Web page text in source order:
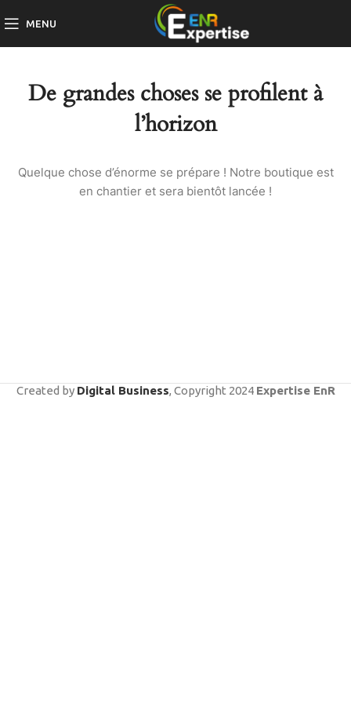
MENU
De grandes choses se profilent à
l’horizon
Quelque chose d’énorme se prépare ! Notre boutique est
en chantier et sera bientôt lancée !
Created by Digital Business, Copyright 2024 Expertise EnR